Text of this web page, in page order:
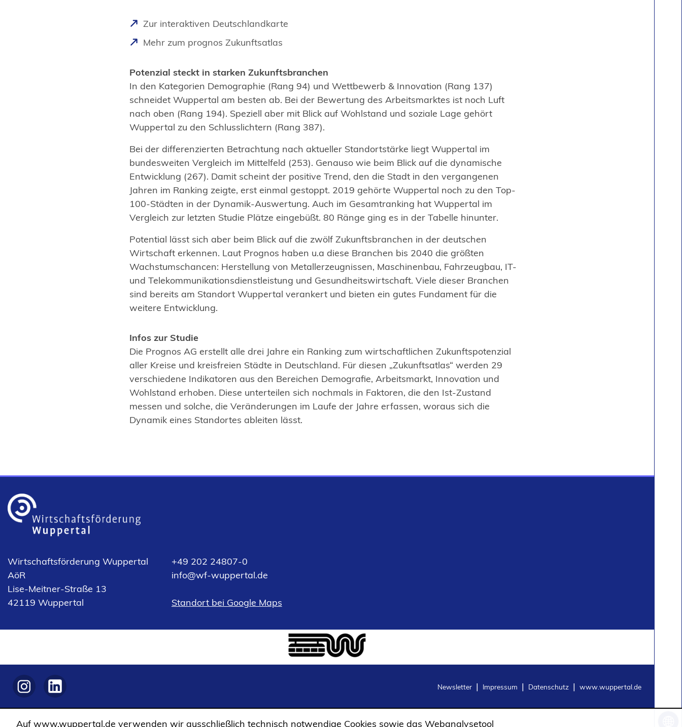
Zur interaktiven Deutschlandkarte
(
Ö
n
e
t
i
n
e
i
n
e
m
n
u
e
n
T
a
b
Mehr zum prognos Zukunftsatlas
(
f
f
n
e
t
n
e
i
n
e
m
n
e
u
n
)
Potenzial steckt in starken Zukunftsbranchen
In den Kategorien Demographie (Rang 94) und Wettbewerb & Innovation (Rang 137)
schneidet Wuppertal am besten ab. Bei der Bewertung des Arbeitsmarktes ist noch Luft
nach oben (Rang 194). Speziell aber mit Blick auf Wohlstand und soziale Lage gehört
Wuppertal zu den Schlusslichtern (Rang 387).
Bei der differenzierten Betrachtung nach aktueller Standortstärke liegt Wuppertal im
bundesweiten Vergleich im Mittelfeld (253). Genauso wie beim Blick auf die dynamische
Entwicklung (267). Damit scheint der positive Trend, den die Stadt in den vergangenen
Jahren im Ranking zeigte, erst einmal gestoppt. 2019 gehörte Wuppertal noch zu den Top-
100-Städten in der Dynamik-Auswertung. Auch im Gesamtranking hat Wuppertal im
Vergleich zur letzten Studie Plätze eingebüßt. 80 Ränge ging es in der Tabelle hinunter.
Potential lässt sich aber beim Blick auf die zwölf Zukunftsbranchen in der deutschen
Wirtschaft erkennen. Laut Prognos haben u.a diese Branchen bis 2040 die größten
Wachstumschancen: Herstellung von Metallerzeugnissen, Maschinenbau, Fahrzeugbau, IT-
und Telekommunikationsdienstleistung und Gesundheitswirtschaft. Viele dieser Branchen
sind bereits am Standort Wuppertal verankert und bieten ein gutes Fundament für die
weitere Entwicklung.
Infos zur Studie
Die Prognos AG erstellt alle drei Jahre ein Ranking zum wirtschaftlichen Zukunftspotenzial
aller Kreise und kreisfreien Städte in Deutschland. Für diesen „Zukunftsatlas“ werden 29
verschiedene Indikatoren aus den Bereichen Demografie, Arbeitsmarkt, Innovation und
Wohlstand erhoben. Diese unterteilen sich nochmals in Faktoren, die den Ist-Zustand
messen und solche, die Veränderungen im Laufe der Jahre erfassen, woraus sich die
Dynamik eines Standortes ableiten lässt.
Wirtschaftsförderung Wuppertal
AöR
Lise-Meitner-Straße 13
42119 Wuppertal
+49 202 24807-0
info
wf-wuppertal de
Standort bei Google Maps
(Öffnet
einem
Newsletter
(Öffnet
Impressum Datenschutz www.wuppertal.de
(Öffnet
Auf www.wuppertal.de verwenden wir ausschließlich technisch notwendige Cookies sowie das Webanalysetool